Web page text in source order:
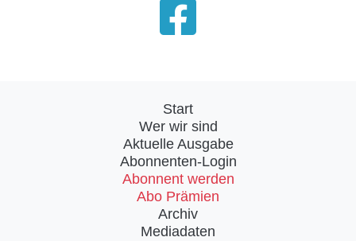
Start
Wer wir sind
Aktuelle Ausgabe
Abonnenten-Login
Abonnent werden
Abo Prämien
Archiv
Mediadaten